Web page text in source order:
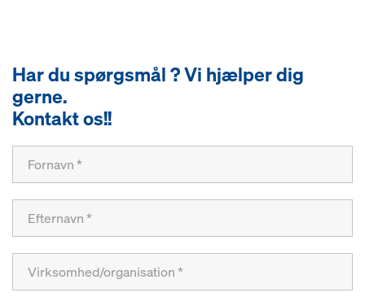
Har du spørgsmål ? Vi hjælper dig
gerne.
Kontakt os!!